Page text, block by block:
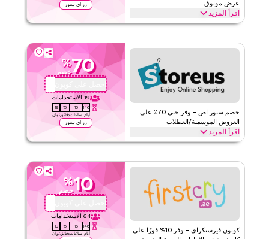
عرض موثوق
اقرأ المزيد
زر اي ستور
احصل على خصم 15٪ على جميع المنتجات مع هذا العرض الموثوق من ستور
الإضافية على مشترياتك بالكامل اليوم
الأحكام والشروط
الحد الأدنى للطلب
ويب/تطبيق
الفئات
على مستوى الموقع
خصم ستور اص – وفر حتى 70٪ على
العروض الموسمية/العطلات
اقرأ المزيد
70
%
خصم
احصل على كوبون
19 الاستخدامات
146
أيام
15
ساعات
15
دقائق
19
ثوان
زر اي ستور
وفر حتى 70٪ باستخدام كود كوبون ستور اص خلال المواسم الاحتفالية، بما
والعطلات الأخرى. استبدل الآن
ستور اص الأحكام والشروط
الحد الأدنى للطلب
ويب/تطبيق
الفئات
على مستوى الموقعكوبون فيرستكراي – وفر 10% فورًا على
10
%
خصم
احصل على كوبون
64 الاستخدامات
146
أيام
15
ساعات
15
دقائق
19
ثوان